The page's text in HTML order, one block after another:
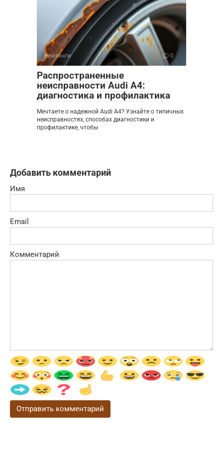
Рейтинги 0
Распространенные
неисправности Audi A4:
диагностика и профилактика
Мечтаете о надежной Audi A4? Узнайте о типичных
неисправностях, способах диагностики и
профилактике, чтобы
Добавить комментарий
Имя
Email
Комментарий